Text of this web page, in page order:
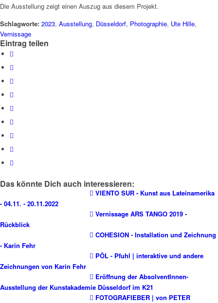
Die Ausstellung zeigt einen Auszug aus diesem Projekt.
Schlagworte: 2023, Ausstellung, Düsseldorf, Photographie, Ute Hille,
Vernissage
Eintrag teilen
Das könnte Dich auch interessieren:
VIENTO SUR - Kunst aus Lateinamerika
- 04.11. - 20.11.2022
Vernissage ARS TANGO 2019 -
Rückblick
COHESION - Installation und Zeichnung
- Karin Fehr
PŌL - Pfuhl | interaktive und andere
Zeichnungen von Karin Fehr
Eröffnung der AbsolventInnen-
Ausstellung der Kunstakademie Düsseldorf im K21
FOTOGRAFIEBER | von PETER